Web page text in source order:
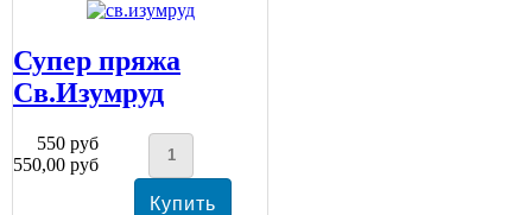
Супер пряжа
Св.Изумруд
550 руб
550,00 руб